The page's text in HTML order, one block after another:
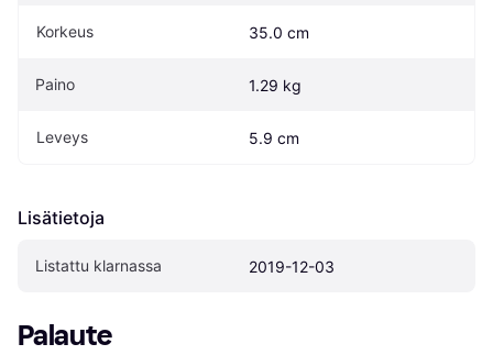
Korkeus 35.0 cm
Paino 1.29 kg
Leveys 5.9 cm
Lisätietoja
Listattu klarnassa 2019-12-03
Palaute